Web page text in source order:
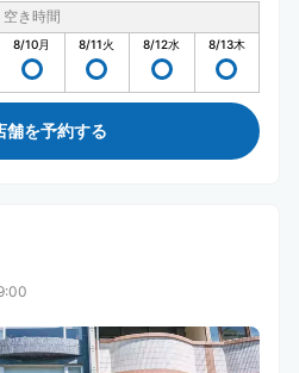
空き時間
8/10月 8/11火 8/12水 8/13木
舗を予約する